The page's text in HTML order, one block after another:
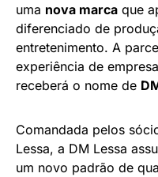
uma nova marca que
diferenciado de
entretenimento. A
experiência de
receberá o nome de
Comandada pelos
Lessa, a DM Lessa
um novo padrão de